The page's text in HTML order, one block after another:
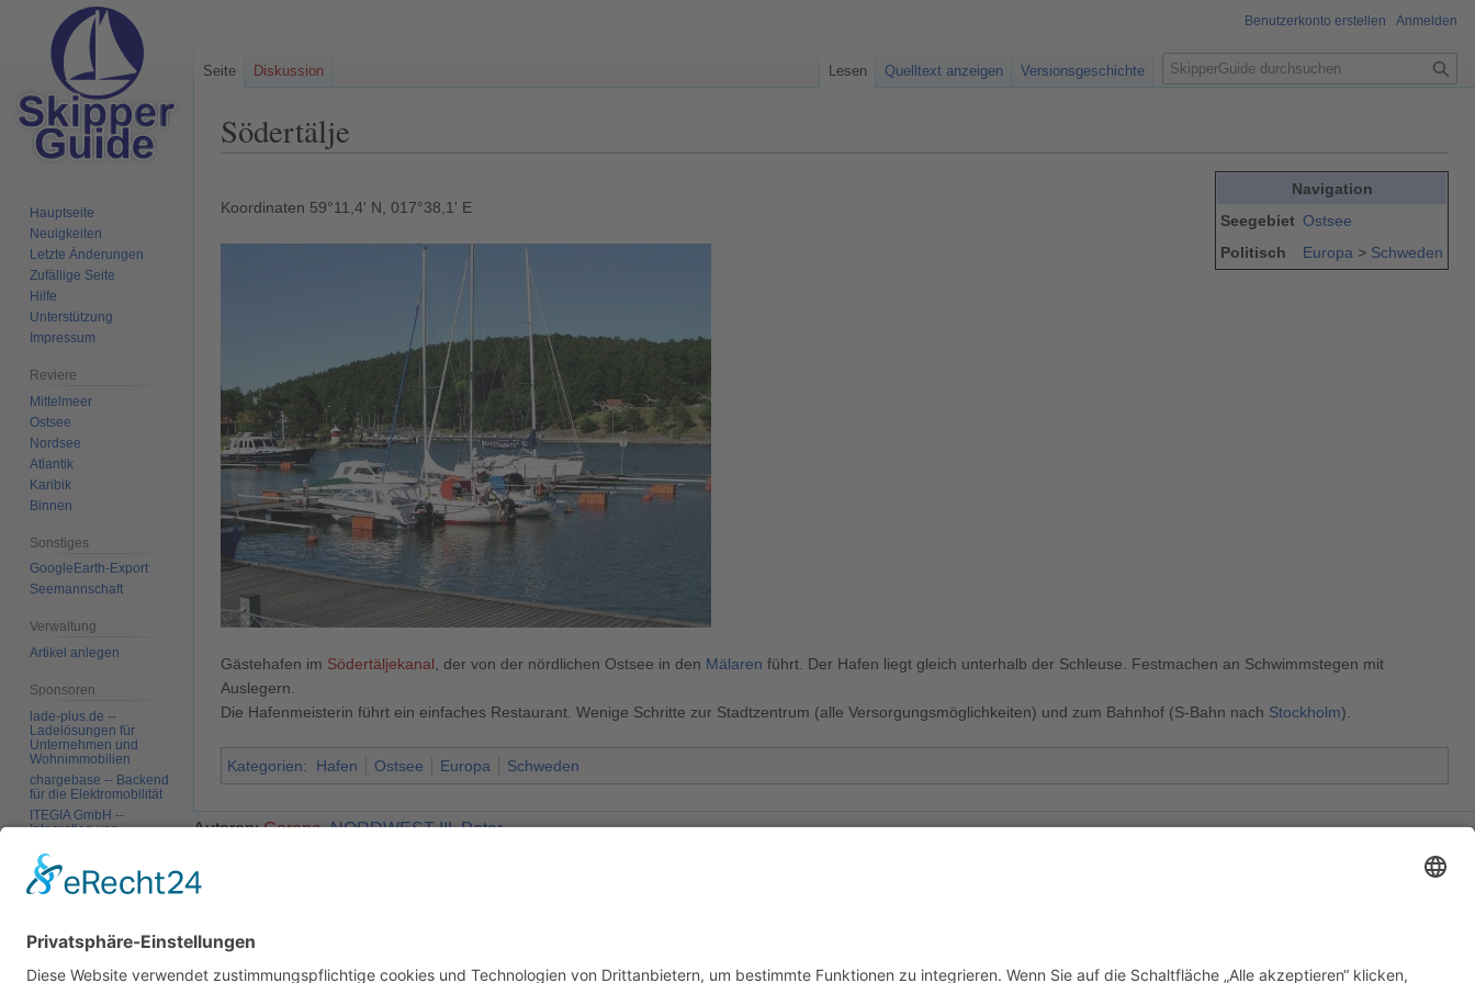
Södertälje
Navigation
Suche
Navigation
Seegebiet Ostsee
Politisch
Europa > Schweden
Koordinaten 59°11,4' N, 017°38,1' E
Gästehafen im Södertäljekanal, der von der nördlichen Ostsee in den Mälaren führt. Der Hafen liegt gleich unterhalb der Schleuse. Festmachen an Schwimmstegen mit
Auslegern.
Die Hafenmeisterin führt ein einfaches Restaurant. Wenige Schritte zur Stadtzentrum (alle Versorgungsmöglichkeiten) und zum Bahnhof (S-Bahn nach Stockholm).
Kategorien: Hafen Ostsee Europa Schweden
Autoren:Corona,NORDWEST III,Peter
Benutzerkonto erstellen Anmelden
Seite Diskussion Lesen Quelltext anzeigen Versionsgeschichte
S
u
e
Hauptseite
Neuigkeiten
Letzte Änderungen
Zufällige Seite
Hilfe
Unterstützung
Impressum
Reviere
Mittelmeer
Ostsee
Nordsee
Atlantik
Karibik
Binnen
Sonstiges
GoogleEarth-Export
Seemannschaft
Verwaltung
Artikel anlegen
Sponsoren
lade-plus.de --
Ladelösungen für
Unternehmen und
Wohnimmobilien
chargebase -- Backend
für die Elektromobilität
ITEGIA GmbH --
Integration von
individuelle
Softwarelösungen
Links auf diese Seite
Änderungen an
verlinkten Seiten